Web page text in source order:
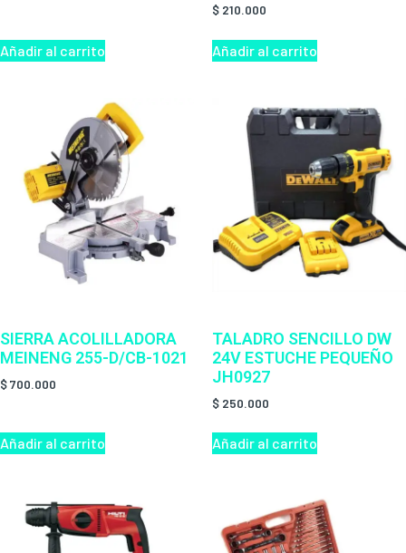
Añadir al carrito
$ 210.000
Añadir al carrito
SIERRA ACOLILLADORA
MEINENG 255-D/CB-1021
$700.000
Añadir al carrito
TALADRO SENCILLO DW
24V ESTUCHE PEQUEÑO
JH0927
$ 250.000
Añadir al carrito